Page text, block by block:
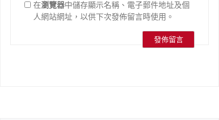
在瀏覽器中儲存顯示名稱、電子郵件地址及個
人網站網址，以供下次發佈留言時使用。